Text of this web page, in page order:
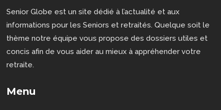
Senior Globe est un site dédié à l’actualité et aux
informations pour les Seniors et retraités. Quelque soit le
thème notre équipe vous propose des dossiers utiles et
concis afin de vous aider au mieux à appréhender votre
retraite.
Menu